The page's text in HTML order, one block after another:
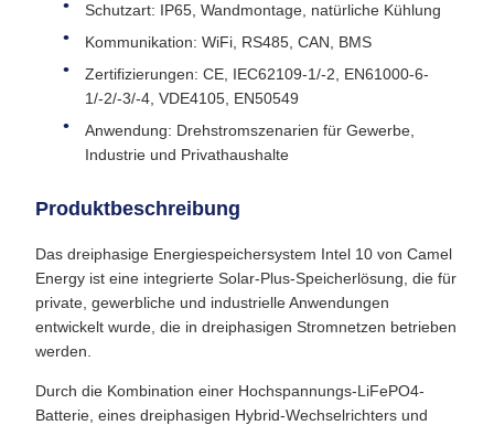
Schutzart: IP65, Wandmontage, natürliche Kühlung
Kommunikation: WiFi, RS485, CAN, BMS
Zertifizierungen: CE, IEC62109-1/-2, EN61000-6-
1/-2/-3/-4, VDE4105, EN50549
Anwendung: Drehstromszenarien für Gewerbe,
Industrie und Privathaushalte
Produktbeschreibung
Das dreiphasige Energiespeichersystem Intel 10 von Camel
Energy ist eine integrierte Solar-Plus-Speicherlösung, die für
private, gewerbliche und industrielle Anwendungen
entwickelt wurde, die in dreiphasigen Stromnetzen betrieben
werden.
Durch die Kombination einer Hochspannungs-LiFePO4-
Batterie, eines dreiphasigen Hybrid-Wechselrichters und